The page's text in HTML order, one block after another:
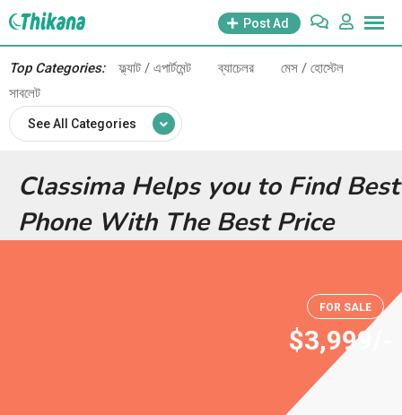
Post Ad
See All Categories
Top Categories: ফ্ল্যাট / এপার্টমেন্ট ব্যাচেলর
মেস / হোস্টেল
সাবলেট
Classima Helps you to Find Best
Phone With The Best Price
FOR SALE
$3,999/-